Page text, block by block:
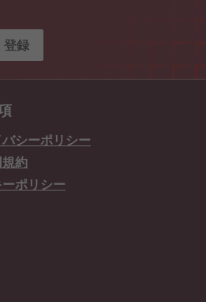
登録
シーポリシー
約
ポリシー